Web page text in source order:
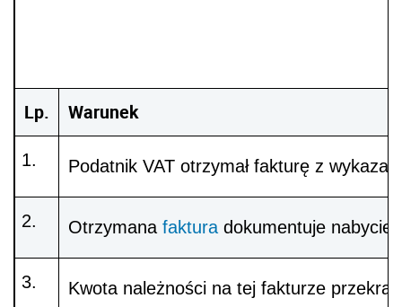
Lp. Warunek
Podatnik VAT otrzymał fakturę z
Otrzymanafaktura dokumentuje nabycie
Kwota należności na tej fakturze